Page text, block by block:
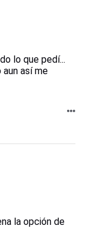
lo que pedí...
así me
la opción de